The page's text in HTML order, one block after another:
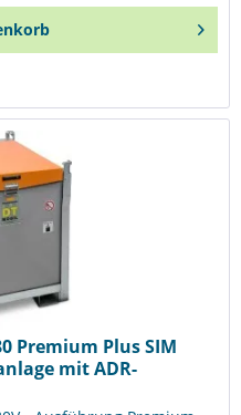
Premium Plus SIM
mit ADR-